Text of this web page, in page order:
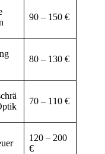
90 – 150 €
80 – 130 €
70 – 110 €
120 – 200
€